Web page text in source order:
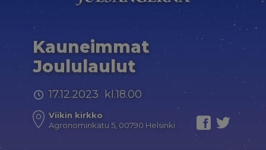
Kauneimmat
Joululaulut
17.12.2023 kl.18.00
Viikin kirkko
Agronominkatu 5, 00790 Helsinki